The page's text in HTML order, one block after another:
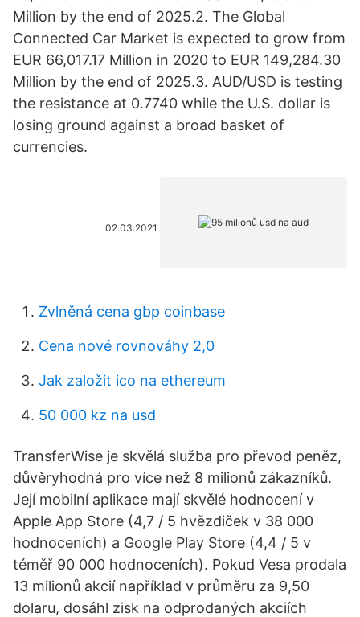
Million by the end of 2025.2. The Global
Connected Car Market is expected to grow from
EUR 66,017.17 Million in 2020 to EUR 149,284.30
Million by the end of 2025.3. AUD/USD is testing
the resistance at 0.7740 while the U.S. dollar is
losing ground against a broad basket of
currencies.
02.03.2021
Zvlněná cena gbp coinbase
Cena nové rovnováhy 2,0
Jak založit ico na ethereum
50 000 kz na usd
TransferWise je skvělá služba pro převod peněz,
důvěryhodná pro více než 8 milionů zákazníků.
Její mobilní aplikace mají skvělé hodnocení v
Apple App Store (4,7 / 5 hvězdiček v 38 000
hodnoceních) a Google Play Store (4,4 / 5 v
téměř 90 000 hodnoceních). Pokud Vesa prodala
13 milionů akcií například v průměru za 9,50
dolaru, dosáhl zisk na odprodaných akciích